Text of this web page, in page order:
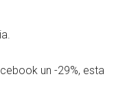
un -29%, esta